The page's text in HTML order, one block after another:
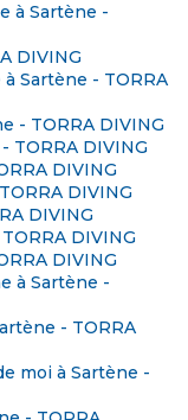
à Sartène -
DIVING
Sartène - TORRA
- TORRA DIVING
TORRA DIVING
DIVING
DIVING
DIVING
DIVING
DIVING
à Sartène -
- TORRA
moi à Sartène -